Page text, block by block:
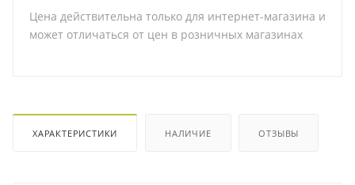
Цена действительна только для интернет-магазина и
может отличаться от цен в розничных магазинах
ХАРАКТЕРИСТИКИ НАЛИЧИЕ ОТЗЫВЫ